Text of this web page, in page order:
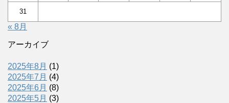
31
« 8月
アーカイブ
2025年8月 (1)
2025年7月 (4)
2025年6月 (8)
2025年5月 (3)